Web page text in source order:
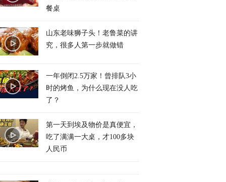
餐桌
山东老味狮子头！老鲁菜的讲
究，很多人第一步就做错
一年倒闭2.5万家！曾排队3小
时的烤鱼，为什么现在没人吃
了？
第一天到埃及物价是真便宜，
吃了满满一大桌，才100多块
人民币